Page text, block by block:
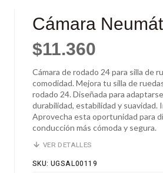
Cámara
$11.360
Cámara de rodado 24 para silla de
comodidad. Mejora tu silla de
rodado 24. Diseñada para
durabilidad, estabilidad y suavidad.
Aprovecha esta oportunidad para
conducción más cómoda y segura.
VER DETALLES
SKU: UGSAL00119